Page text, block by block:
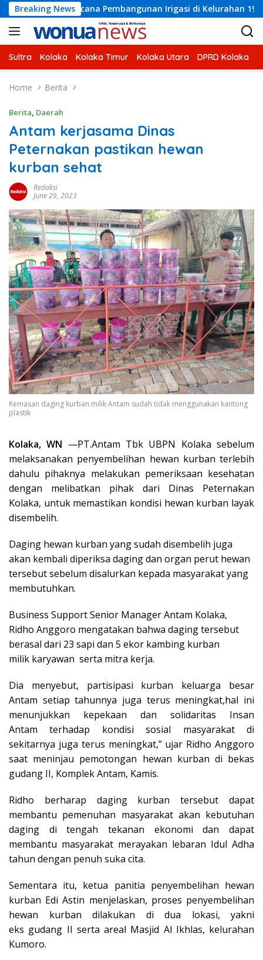
Skip
to
content
Breaking News
Pembangunan Irigasi di Kelurahan 19 November
Sultra Kolaka Kolaka Timur Kolaka Utara DPRD Kolaka
Home Berita
Berita, Daerah
Antam kerjasama Dinas
Peternakan pastikan hewan
kurban sehat
Redaksi
June 29, 2023
Kemasan daging kurban milik Antam sudah tidak menggunakan kantong
plastik
Kolaka, WN —PT.Antam Tbk UBPN Kolaka sebelum
melaksanakan penyembelihan hewan kurban terlebih
dahulu pihaknya melakukan pemeriksaan kesehatan
dengan melibatkan pihak dari Dinas Peternakan
Kolaka, untuk memastikan kondisi hewan kurban layak
disembelih.
Daging hewan kurban yang sudah disembelih juga
akan kembali diperiksa daging dan organ perut hewan
tersebut sebelum disalurkan kepada masyarakat yang
membutuhkan.
Business Support Senior Manager Antam Kolaka,
Ridho Anggoro mengatakan bahwa daging tersebut
berasal dari 23 sapi dan 5 ekor kambing kurban
milik karyawan serta mitra kerja.
Dia menyebut, partisipasi kurban keluarga besar
Antam setiap tahunnya juga terus meningkat,hal ini
menunjukkan kepekaan dan solidaritas Insan
Antam terhadap kondisi sosial masyarakat di
sekitarnya juga terus meningkat,” ujar Ridho Anggoro
saat meninjau pemotongan hewan kurban di bekas
gudang II, Komplek Antam, Kamis.
Ridho berharap daging kurban tersebut dapat
membantu pemenuhan masyarakat akan kebutuhan
daging di tengah tekanan ekonomi dan dapat
membantu masyarakat merayakan lebaran Idul Adha
tahun dengan penuh suka cita.
Sementara itu, ketua panitia penyembelihan hewan
kurban Edi Astin menjelaskan, proses penyembelihan
hewan kurban dilakukan di dua lokasi, yakni
eks gudang II serta areal Masjid Al Ikhlas, kelurahan
Kumoro.